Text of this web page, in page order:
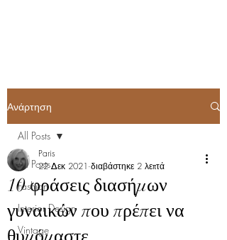
Ανάρτηση
All Posts
Fashion
Interior Design
Vintage
All Posts
10 φράσεις διασήμων
γυναικών που πρέπει να
Paris
22 Δεκ 2021 διαβάστηκε 2 λεπτά